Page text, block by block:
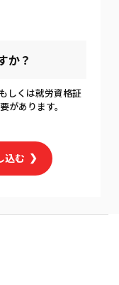
か？
しくは就労資格証
があります。
込む